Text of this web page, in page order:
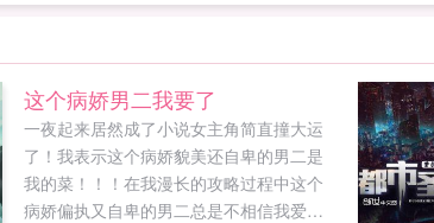
这个病娇男二我要了
一夜起来居然成了小说女主角简直撞大运
了！我表示这个病娇貌美还自卑的男二是
我的菜！！！在我漫长的攻略过程中这个
病娇偏执又自卑的男二总是不相信我爱